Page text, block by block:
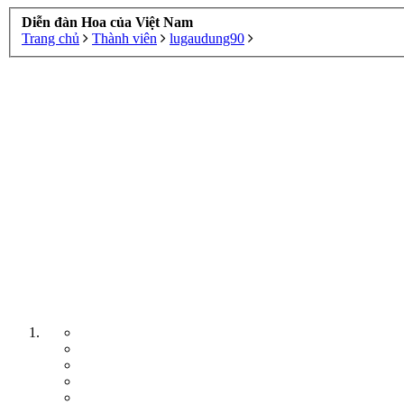
Diễn đàn Hoa của Việt Nam
Trang chủ
Thành viên lugaudung90